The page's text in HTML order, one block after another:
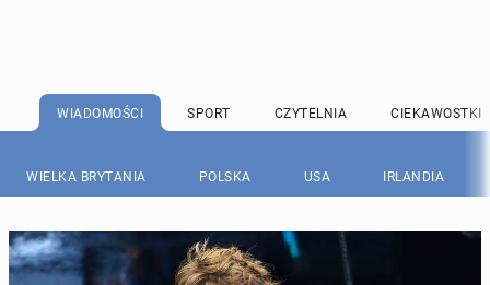
WIADOMOŚCI SPORT CZYTELNIA CIEKAWOSTKI
WIELKA BRYTANIA POLSKA USA IRLANDIA